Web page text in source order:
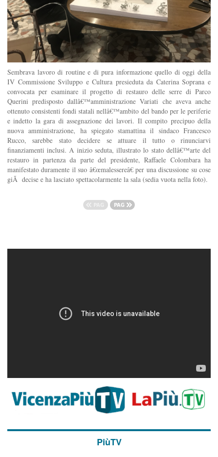
Sembrava lavoro di routine e di pura informazione quello di oggi della
IV Commissione Sviluppo e Cultura presieduta da Caterina Soprana e
convocata per esaminare il progetto di restauro delle serre di Parco
Querini predisposto dallâ€™amministrazione Variati che aveva anche
ottenuto consistenti fondi statali nellâ€™ambito del bando per le periferie
e indetto la gara di assegnazione dei lavori. Il compito precipuo della
nuova amministrazione, ha spiegato stamattina il sindaco Francesco
Rucco, sarebbe stato decidere se attuare il tutto o rinunciarvi
finanziamenti inclusi. A inizio seduta, illustrato lo stato dellâ€™arte del
restauro in partenza da parte del presidente, Raffaele Colombara ha
manifestato duramente il suo â€œmalessereâ€ per una discussione su cose
giÃ decise e ha lasciato spettacolarmente la sala (sedia vuota nella foto).
PiùTV